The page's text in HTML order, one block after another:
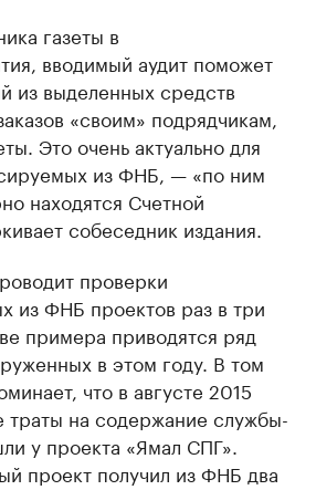
газеты в
вводимый аудит поможет
из выделенных средств
«своим» подрядчикам,
Это очень актуально для
из ФНБ, — «по ним
находятся Счетной
собеседник издания.
проверки
из ФНБ проектов раз в три
примера приводятся ряд
в этом году. В том
что в августе 2015
траты на содержание службы-
у проекта «Ямал СПГ».
проект получил из ФНБ два